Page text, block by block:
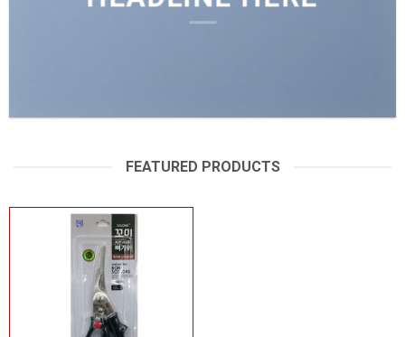
FEATURED PRODUCTS